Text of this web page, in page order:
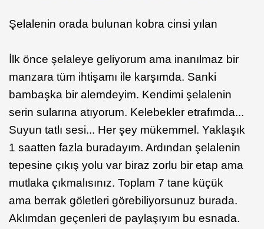
Şelalenin orada bulunan kobra cinsi yılan
İlk önce şelaleye geliyorum ama inanılmaz bir
manzara tüm ihtişamı ile karşımda. Sanki
bambaşka bir alemdeyim. Kendimi şelalenin
serin sularına atıyorum. Kelebekler etrafımda...
Suyun tatlı sesi... Her şey mükemmel. Yaklaşık
1 saatten fazla buradayım. Ardından şelalenin
tepesine çıkış yolu var biraz zorlu bir etap ama
mutlaka çıkmalısınız. Toplam 7 tane küçük
ama berrak göletleri görebiliyorsunuz burada.
Aklımdan geçenleri de paylaşıyım bu esnada.